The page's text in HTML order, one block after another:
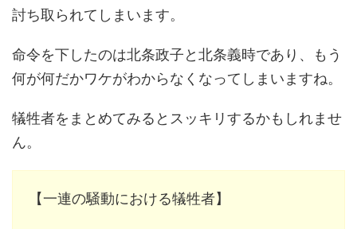
討ち取られてしまいます。
命令を下したのは北条政子と北条義時であり、もう
何が何だかワケがわからなくなってしまいますね。
犠牲者をまとめてみるとスッキリするかもしれませ
ん。
【一連の騒動における犠牲者】